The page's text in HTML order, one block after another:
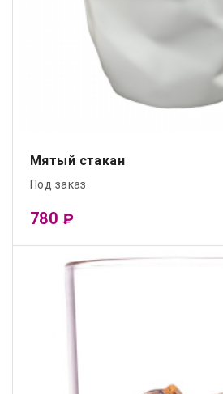
Мятый стакан
Под заказ
780 ₽